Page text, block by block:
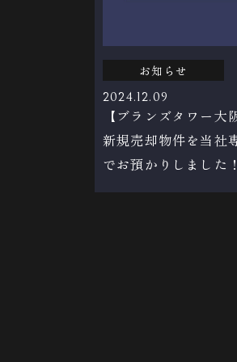
お知らせ
2024.12.09
【ブランズタワー大
新規売却物件を当社
でお預かりしました！